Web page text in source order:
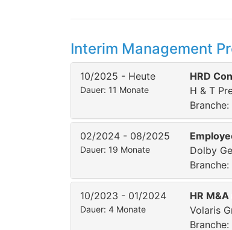
Interim Management
10/2025 - Heute
Dauer: 11 Monate
HRD
H & T
02/2024 - 08/2025
Dauer: 19 Monate
Dolby
10/2023 - 01/2024
Dauer: 4 Monate
HR
Volaris